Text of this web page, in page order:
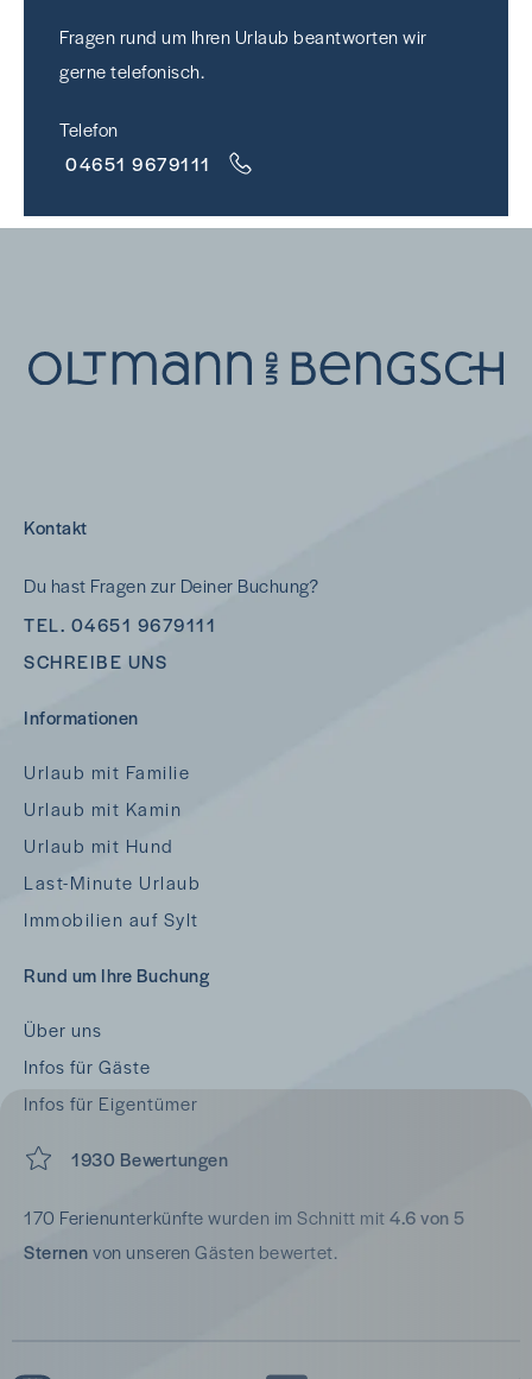
Fragen rund um Ihren Urlaub beantworten wir
gerne telefonisch.
Telefon
04651 9679111
Kontakt
Du hast Fragen zur Deiner Buchung?
TEL. 04651 9679111
SCHREIBE UNS
Informationen
Urlaub mit Familie
Urlaub mit Kamin
Urlaub mit Hund
Last-Minute Urlaub
Immobilien auf Sylt
Rund um Ihre Buchung
Über uns
Infos für Gäste
Infos für Eigentümer
1930 Bewertungen
170 Ferienunterkünfte wurden im Schnitt mit4.6 von 5
Sternenvon unseren Gästen bewertet.